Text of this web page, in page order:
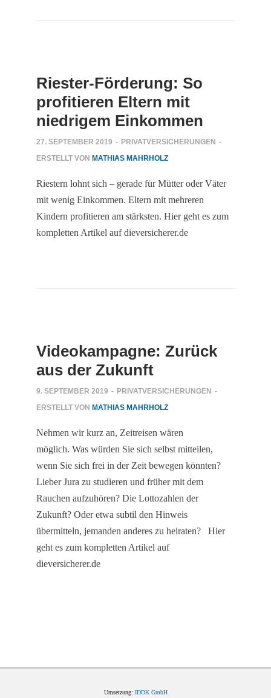
Riester-Förderung: So
profitieren Eltern mit
niedrigem Einkommen
27. SEPTEMBER 2019 - PRIVATVERSICHERUNGEN -
ERSTELLT VON MATHIAS MAHRHOLZ
Riestern lohnt sich – gerade für Mütter oder Väter
mit wenig Einkommen. Eltern mit mehreren
Kindern profitieren am stärksten. Hier geht es zum
kompletten Artikel auf dieversicherer.de
Videokampagne: Zurück
aus der Zukunft
9. SEPTEMBER 2019 - PRIVATVERSICHERUNGEN -
ERSTELLT VON MATHIAS MAHRHOLZ
Nehmen wir kurz an, Zeitreisen wären
möglich. Was würden Sie sich selbst mitteilen,
wenn Sie sich frei in der Zeit bewegen könnten?
Lieber Jura zu studieren und früher mit dem
Rauchen aufzuhören? Die Lottozahlen der
Zukunft? Oder etwa subtil den Hinweis
übermitteln, jemanden anderes zu heiraten? Hier
geht es zum kompletten Artikel auf
dieversicherer.de
Umsetzung: IDDK GmbH